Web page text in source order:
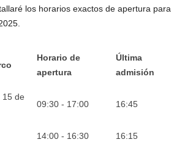
los horarios exactos de apertura para
Horario de
apertura
Última
admisión
15 de
09:30 - 17:00 16:45
14:00 - 16:30 16:15